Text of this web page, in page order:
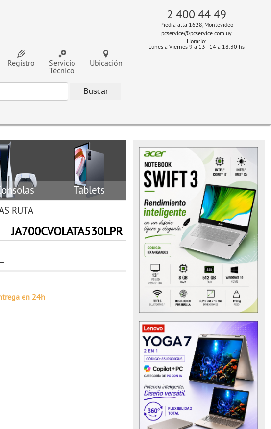
Ubicación
Servicio
Técnico
Registro
2 400 44 49
Piedra alta 1628, Montevideo
pcservice@pcservice.com.uy
Horario:
Lunes a Viernes 9 a 13 - 14 a 18.30 hs
Tablets
RUTA
JA700CVOLATA530LPR
en 24h